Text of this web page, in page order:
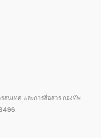
นเทศ และการสื่อสาร กองทัพ